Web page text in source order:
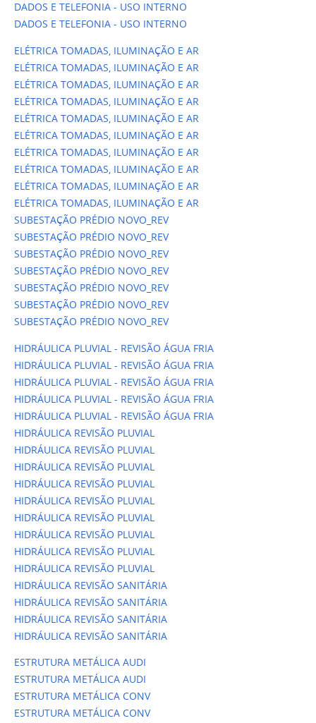
DADOS E TELEFONIA - USO INTERNO
DADOS E TELEFONIA - USO INTERNO
ELÉTRICA TOMADAS, ILUMINAÇÃO E AR
ELÉTRICA TOMADAS, ILUMINAÇÃO E AR
ELÉTRICA TOMADAS, ILUMINAÇÃO E AR
ELÉTRICA TOMADAS, ILUMINAÇÃO E AR
ELÉTRICA TOMADAS, ILUMINAÇÃO E AR
ELÉTRICA TOMADAS, ILUMINAÇÃO E AR
ELÉTRICA TOMADAS, ILUMINAÇÃO E AR
ELÉTRICA TOMADAS, ILUMINAÇÃO E AR
ELÉTRICA TOMADAS, ILUMINAÇÃO E AR
ELÉTRICA TOMADAS, ILUMINAÇÃO E AR
SUBESTAÇÃO PRÉDIO NOVO_REV
SUBESTAÇÃO PRÉDIO NOVO_REV
SUBESTAÇÃO PRÉDIO NOVO_REV
SUBESTAÇÃO PRÉDIO NOVO_REV
SUBESTAÇÃO PRÉDIO NOVO_REV
SUBESTAÇÃO PRÉDIO NOVO_REV
SUBESTAÇÃO PRÉDIO NOVO_REV
HIDRÁULICA PLUVIAL - REVISÃO ÁGUA FRIA
HIDRÁULICA PLUVIAL - REVISÃO ÁGUA FRIA
HIDRÁULICA PLUVIAL - REVISÃO ÁGUA FRIA
HIDRÁULICA PLUVIAL - REVISÃO ÁGUA FRIA
HIDRÁULICA PLUVIAL - REVISÃO ÁGUA FRIA
HIDRÁULICA REVISÃO PLUVIAL
HIDRÁULICA REVISÃO PLUVIAL
HIDRÁULICA REVISÃO PLUVIAL
HIDRÁULICA REVISÃO PLUVIAL
HIDRÁULICA REVISÃO PLUVIAL
HIDRÁULICA REVISÃO PLUVIAL
HIDRÁULICA REVISÃO PLUVIAL
HIDRÁULICA REVISÃO PLUVIAL
HIDRÁULICA REVISÃO PLUVIAL
HIDRÁULICA REVISÃO SANITÁRIA
HIDRÁULICA REVISÃO SANITÁRIA
HIDRÁULICA REVISÃO SANITÁRIA
HIDRÁULICA REVISÃO SANITÁRIA
ESTRUTURA METÁLICA AUDI
ESTRUTURA METÁLICA AUDI
ESTRUTURA METÁLICA CONV
ESTRUTURA METÁLICA CONV